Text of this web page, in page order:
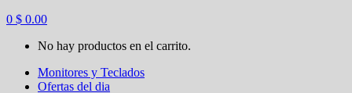
0 $ 0.00
No hay productos en el carrito.
Monitores y Teclados
Ofertas del dia